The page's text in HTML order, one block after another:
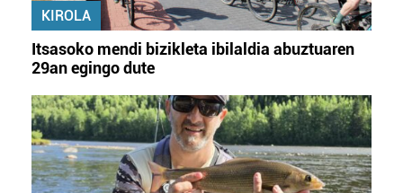
KIROLA
Itsasoko mendi bizikleta ibilaldia abuztuaren
29an egingo dute